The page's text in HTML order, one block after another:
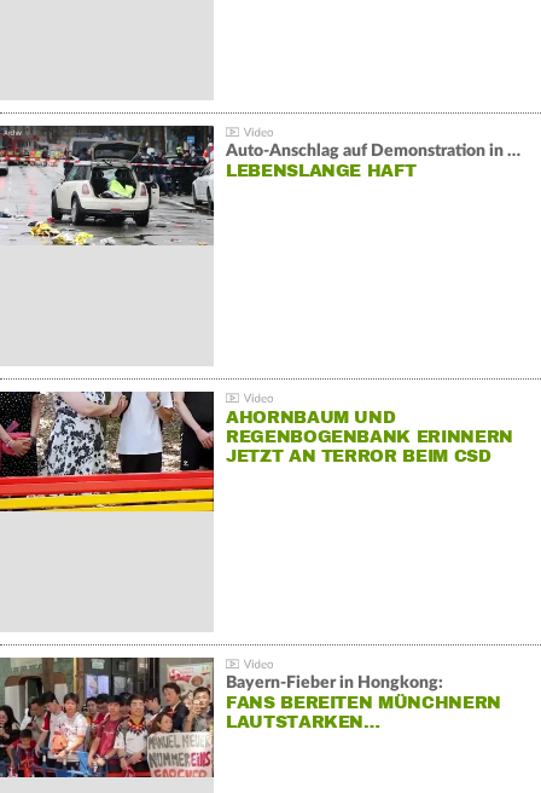
Auto-Anschlag auf Demonstration in München:
LEBENSLANGE HAFT
AHORNBAUM UND
REGENBOGENBANK ERINNERN
JETZT AN TERROR BEIM CSD
Bayern-Fieber in Hongkong:
FANS BEREITEN MÜNCHNERN
LAUTSTARKEN…